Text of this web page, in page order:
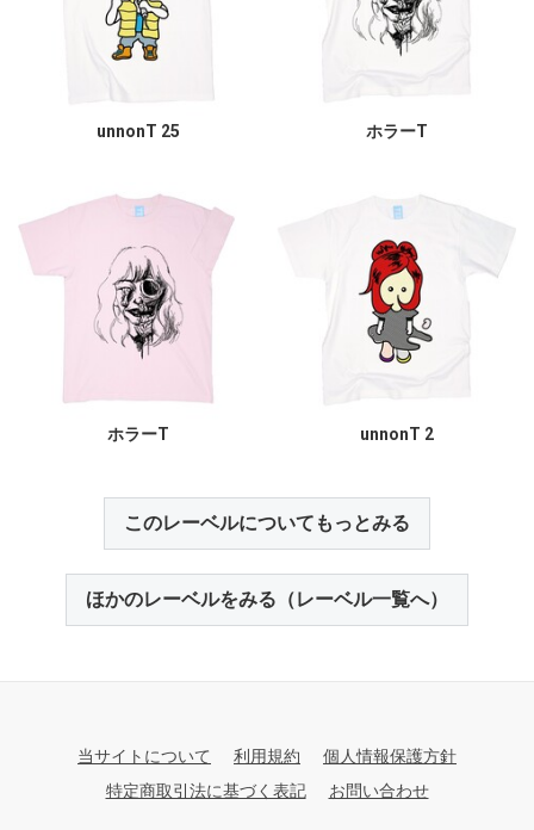
unnonT 25 ホラーT
ホラーT unnonT 2
このレーベルについてもっとみる
ほかのレーベルをみる（レーベル一覧へ）
当サイトについて 利用規約
個人情報保護方針
特定商取引法に基づく表記
お問い合わせ